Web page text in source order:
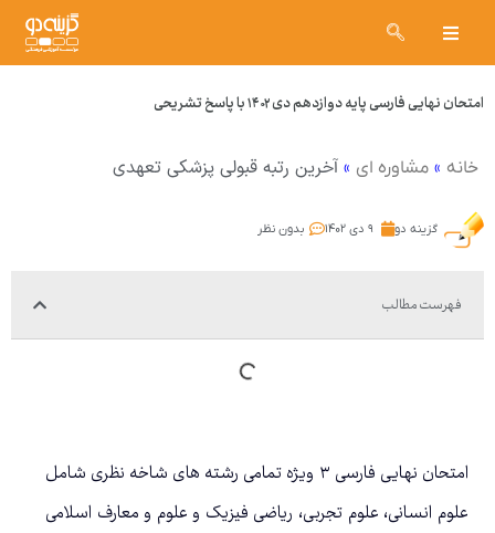
امتحان نهایی فارسی پایه دوازدهم دی ۱۴۰۲ با پاسخ تشریحی
خانه » مشاوره ای » آخرین رتبه قبولی پزشکی تعهدی
گزینه دو ۹ دی ۱۴۰۲ بدون نظر
فهرست مطالب
امتحان نهایی فارسی ۳ ویژه تمامی رشته های شاخه نظری شامل
علوم انسانی، علوم تجربی، ریاضی فیزیک و علوم و معارف اسلامی